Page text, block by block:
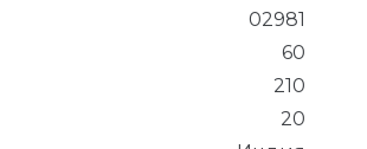
02981
60
210
20